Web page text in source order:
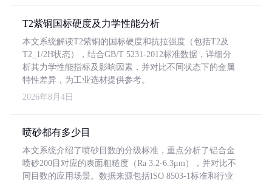
T2紫铜国标硬度及力学性能分析
本文系统解读T2紫铜的国标硬度和抗拉强度（包括T2及
T2_1/2H状态），结合GB/T 5231-2012标准数据，详细分
析其力学性能指标及影响因素，并对比不同状态下的金属
特性差异，为工业选材提供参考。
2026年8月4日
喷砂都有多少目
本文系统介绍了喷砂目数的分级标准，重点分析了铝合金
喷砂200目对应的表面粗糙度（Ra 3.2-6.3μm），并对比不
同目数的应用场景。数据来源包括ISO 8503-1标准和行业